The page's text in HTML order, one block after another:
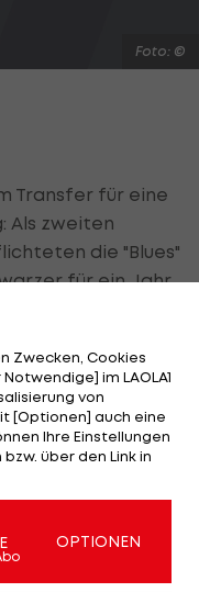
Foto: ©
Transfer für eine
Als zweiten
die "Blues"
für ein Jahr.
unter
170
sagt Schwarzer
"sie mussten mich
Abgängen von
nur mehr einen
Zwecken, Cookies
im LAOLA1
von
[Optionen] auch eine
Ihre Einstellungen
über den Link in
OPTIONEN